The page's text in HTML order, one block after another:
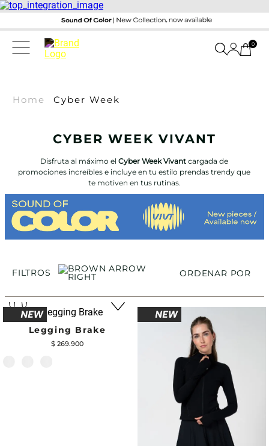
0
Home Cyber Week
CYBER WEEK VIVANT
Disfruta al máximo elCyber Week Vivant cargada de
promociones increíbles e incluye en tu estilo prendas trendy que
te motiven en tus rutinas.
FILTROS ORDENAR POR
Legging Brake
$ 269.900